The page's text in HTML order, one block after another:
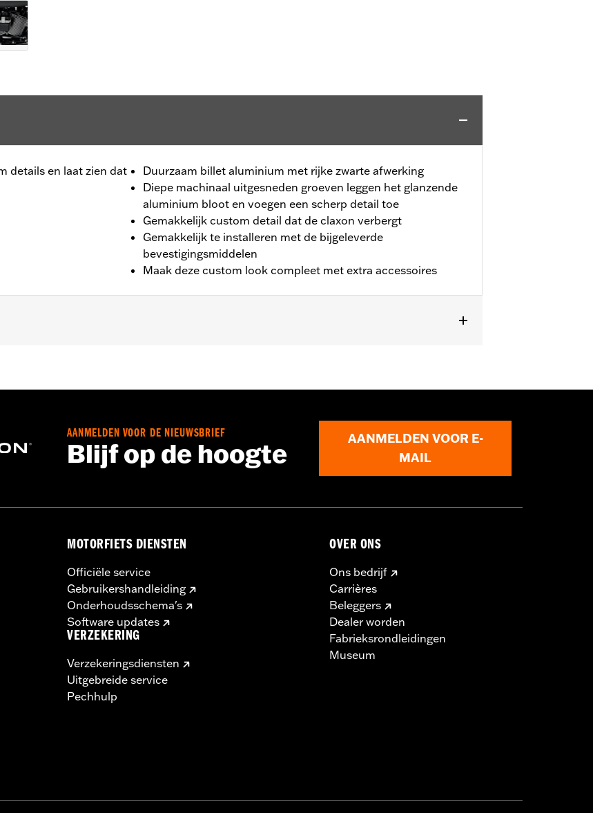
details en laat zien dat
Duurzaam billet aluminium met rijke zwarte afwerking
Diepe machinaal uitgesneden groeven leggen het glanzende
aluminium bloot en voegen een scherp detail toe
Gemakkelijk custom detail dat de claxon verbergt
Gemakkelijk te installeren met de bijgeleverde
bevestigingsmiddelen
Maak deze custom look compleet met extra accessoires
AANMELDEN VOOR DE NIEUWSBRIEF
Blijf op de hoogte
AANMELDEN VOOR E-
MAIL
MOTORFIETS DIENSTEN
Officiële service
Gebruikershandleiding
Onderhoudsschema's
Software updates
VERZEKERING
Verzekeringsdiensten
Uitgebreide service
Pechhulp
OVER ONS
Ons bedrijf
Carrières
Beleggers
Dealer worden
Fabrieksrondleidingen
Museum